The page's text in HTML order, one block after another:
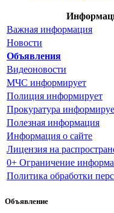
Важная информация
Новости
Объявления
Видеоновости
МЧС информирует
Полиция информирует
Прокуратура
Полезная информация
Информация о сайте
Лицензия на
0+ Ограничение
Политика обработки
Объявление